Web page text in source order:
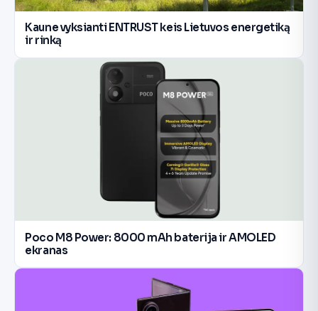
Kaune vyksianti ENTRUST keis Lietuvos energetiką
ir rinką
Poco M8 Power: 8000 mAh baterija ir AMOLED
ekranas